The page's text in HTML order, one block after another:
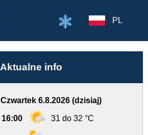
PL
Aktualne info
Czwartek 6.8.2026 (dzisiaj)
16:00 31 do 32 °C